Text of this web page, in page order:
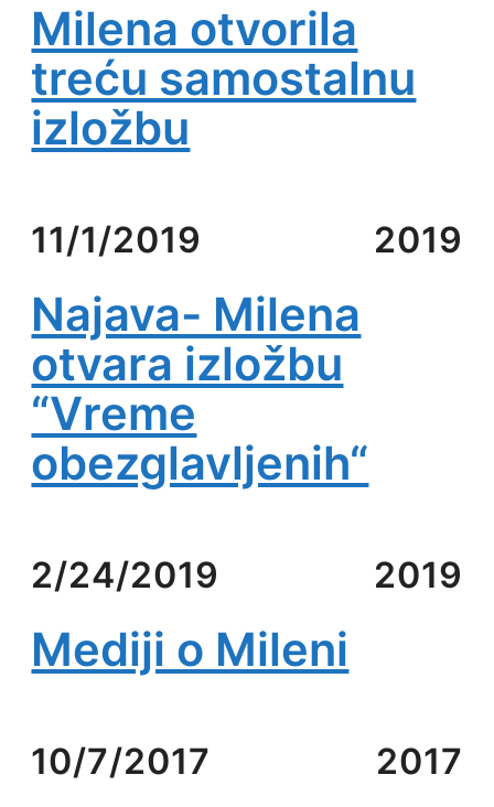
Milena otvorila
treću samostalnu
izložbu
11/1/2019 2019
Najava- Milena
otvara izložbu
“Vreme
obezglavljenih“
2/24/2019 2019
Mediji o Mileni
10/7/2017 2017